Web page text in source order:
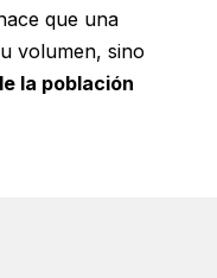
que una
volumen, sino
la población